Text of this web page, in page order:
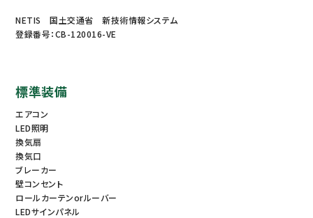
NETIS 国土交通省 新技術情報システム
登録番号：CB-120016-VE
標準装備
エアコン
LED照明
換気扇
換気口
ブレーカー
壁コンセント
ロールカーテンorルーバー
LEDサインパネル